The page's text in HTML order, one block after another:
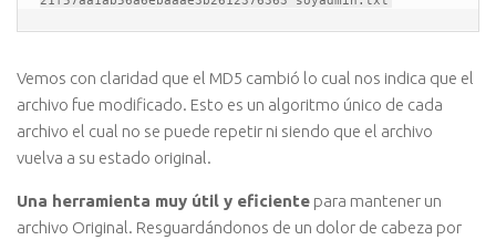
Vemos con claridad que el MD5 cambió lo cual nos indica que el
archivo fue modificado. Esto es un algoritmo único de cada
archivo el cual no se puede repetir ni siendo que el archivo
vuelva a su estado original.
Una herramienta muy útil y eficiente para mantener un
archivo Original. Resguardándonos de un dolor de cabeza por